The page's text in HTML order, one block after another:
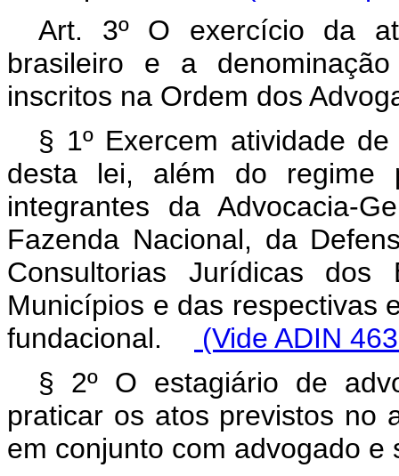
Art. 3º O exercício da
brasileiro e a
inscritos na Ordem dos
§ 1º Exercem atividade
desta lei, além do regime
integrantes da Advocacia-
Fazenda Nacional, da
Consultorias Jurídicas
Municípios e das respectivas
fundacional.
(Vide ADIN
§ 2º O estagiário de
praticar os atos previstos no
em conjunto com advogado